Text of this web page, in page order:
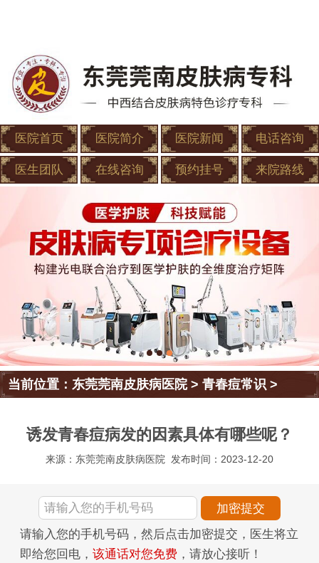
医院首页 医院简介 医院新闻 电话咨询
医生团队 在线咨询 预约挂号 来院路线
当前位置：东莞莞南皮肤病医院>青春痘常识 >
诱发青春痘病发的因素具体有哪些呢？
来源：东莞莞南皮肤病医院 发布时间：2023-12-20
请输入您的手机号码，然后点击加密提交，医生将立
即给您回电， 该通话对您免费 ，请放心接听！